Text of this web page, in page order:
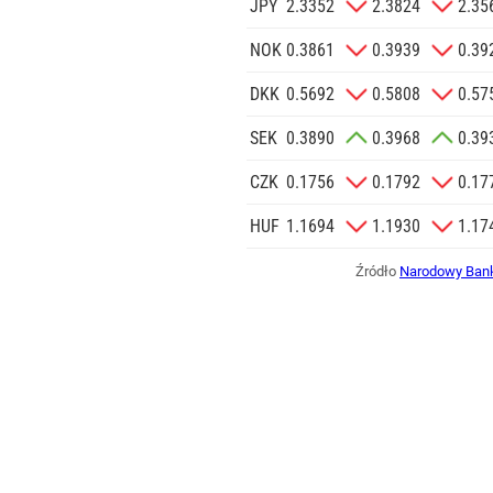
JPY 2.3352 2.3824
NOK 0.3861 0.3939
DKK 0.5692 0.5808
SEK 0.3890 0.3968
CZK 0.1756 0.1792
HUF 1.1694 1.1930
Źródło Narodowy